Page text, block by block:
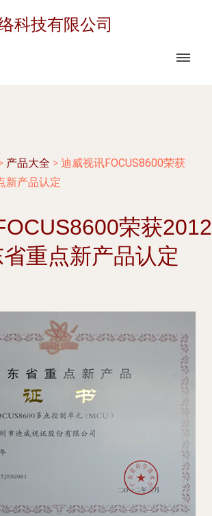
科技有限公司
产品大全 > 迪威视讯FOCUS8600荣获
新产品认定
荣获2012
重点新产品认定